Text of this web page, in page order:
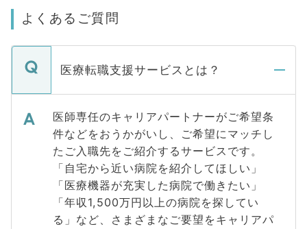
よくあるご質問
医療転職支援サービスとは？
医師専任のキャリアパートナーがご希望条
件などをおうかがいし、ご希望にマッチし
たご入職先をご紹介するサービスです。
「自宅から近い病院を紹介してほしい」
「医療機器が充実した病院で働きたい」
「年収1,500万円以上の病院を探してい
る」など、さまざまなご要望をキャリアパ